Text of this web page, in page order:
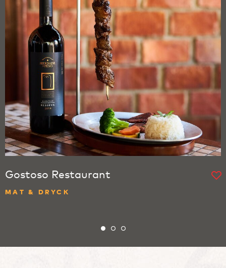
Gostoso Restaurant
MAT & DRYCK